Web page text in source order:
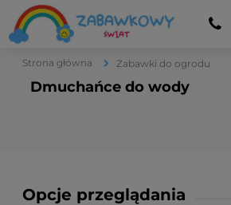
Strona główna Zabawki do ogrodu
Dmuchańce do wody
Opcje przeglądania